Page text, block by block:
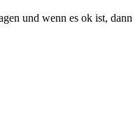
und wenn es ok ist, dann